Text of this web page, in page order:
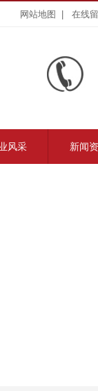
网站地图 | 在线
风采 新闻